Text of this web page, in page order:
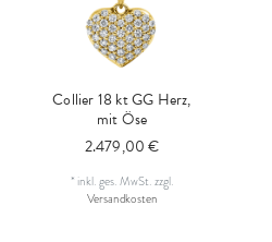
Collier 18 kt GG Herz,
mit Öse
2.479,00 €
* inkl. ges. MwSt.zzgl.
Versandkosten